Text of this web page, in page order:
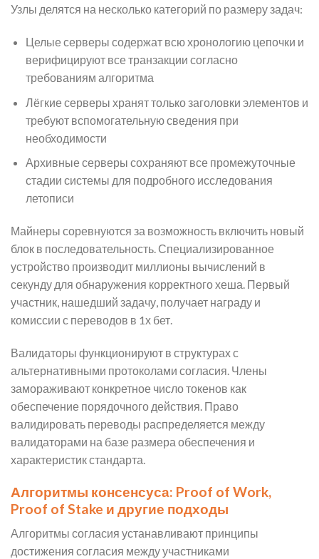
Узлы делятся на несколько категорий по размеру задач:
Целые серверы содержат всю хронологию цепочки и
верифицируют все транзакции согласно
требованиям алгоритма
Лёгкие серверы хранят только заголовки элементов и
требуют вспомогательную сведения при
необходимости
Архивные серверы сохраняют все промежуточные
стадии системы для подробного исследования
летописи
Майнеры соревнуются за возможность включить новый
блок в последовательность. Специализированное
устройство производит миллионы вычислений в
секунду для обнаружения корректного хеша. Первый
участник, нашедший задачу, получает награду и
комиссии с переводов в 1х бет.
Валидаторы функционируют в структурах с
альтернативными протоколами согласия. Члены
замораживают конкретное число токенов как
обеспечение порядочного действия. Право
валидировать переводы распределяется между
валидаторами на базе размера обеспечения и
характеристик стандарта.
Алгоритмы консенсуса: Proof of Work,
Proof of Stake и другие подходы
Алгоритмы согласия устанавливают принципы
достижения согласия между участниками